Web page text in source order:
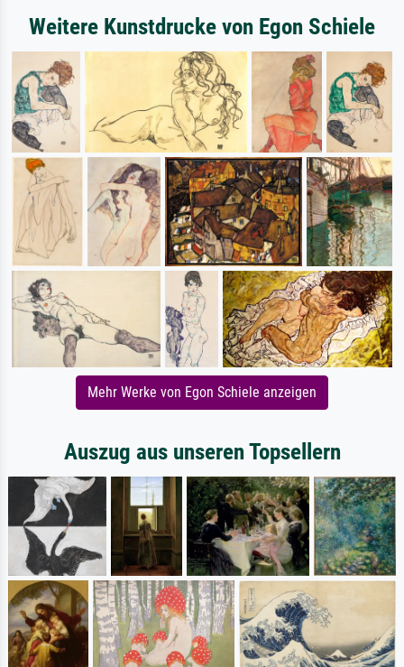
Weitere Kunstdrucke von Egon Schiele
Mehr Werke von Egon Schiele anzeigen
Auszug aus unseren Topsellern